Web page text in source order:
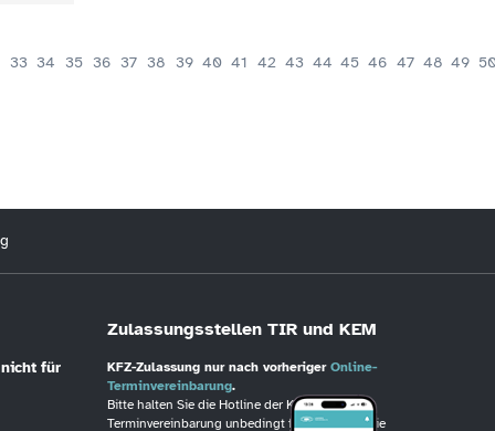
33 34 35 36 37 38 39 40 41 42 43 44 45 46 47 48 49
für
Zulassungsstellen TIR und KEM
KFZ-Zulassung nur nach vorheriger Online-
Terminvereinbarung.
Bitte halten Sie die Hotline der KFZ-
Terminvereinbarung unbedingt frei, wenn Sie die